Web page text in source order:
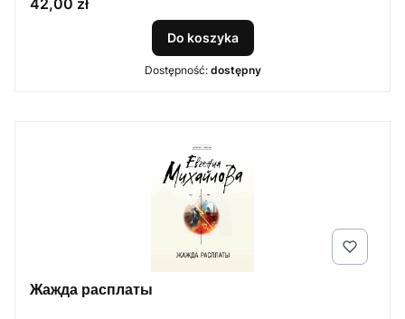
42,00 zł
Do koszyka
Dostępność: dostępny
Жажда расплаты